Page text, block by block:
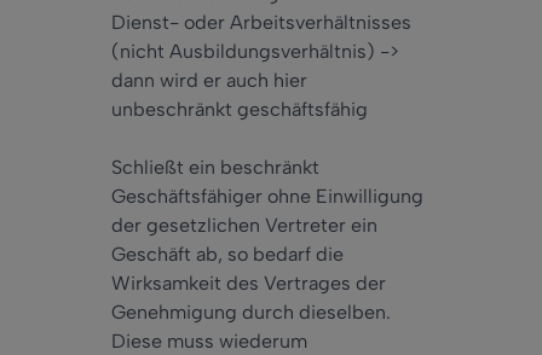
Dienst- oder Arbeitsverhältnisses
(nicht Ausbildungsverhältnis) ->
dann wird er auch hier
unbeschränkt geschäftsfähig
Schließt ein beschränkt
Geschäftsfähiger ohne Einwilligung
der gesetzlichen Vertreter ein
Geschäft ab, so bedarf die
Wirksamkeit des Vertrages der
Genehmigung durch dieselben.
Diese muss wiederum